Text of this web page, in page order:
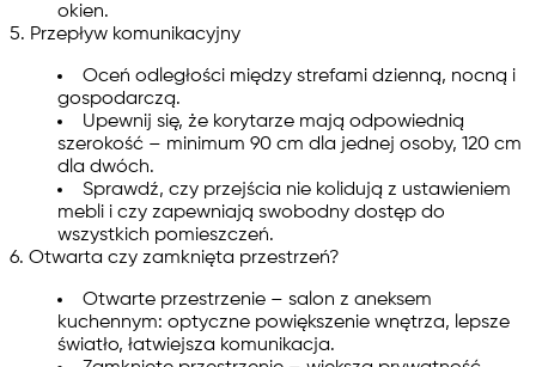
okien.
5. Przepływ komunikacyjny
Oceń odległości między strefami dzienną, nocną i
gospodarczą.
Upewnij się, że korytarze mają odpowiednią
szerokość – minimum 90 cm dla jednej osoby, 120 cm
dla dwóch.
Sprawdź, czy przejścia nie kolidują z ustawieniem
mebli i czy zapewniają swobodny dostęp do
wszystkich pomieszczeń.
6. Otwarta czy zamknięta przestrzeń?
Otwarte przestrzenie – salon z aneksem
kuchennym: optyczne powiększenie wnętrza, lepsze
światło, łatwiejsza komunikacja.